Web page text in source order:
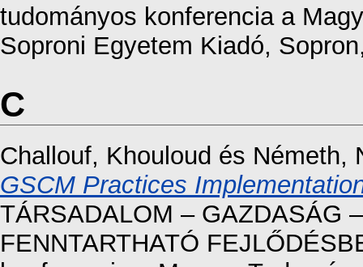
tudományos konferencia a
Soproni Egyetem Kiadó,
C
Challouf, Khouloud és Németh,
GSCM Practices
TÁRSADALOM – GAZDASÁG
FENNTARTHATÓ